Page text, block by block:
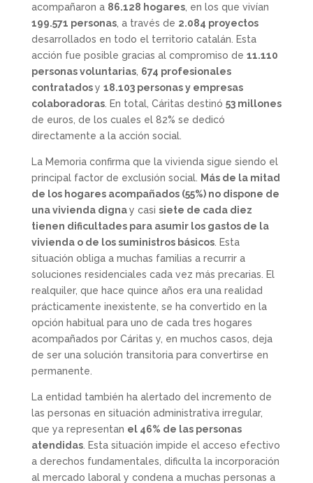
acompañaron a 86.128 hogares, en los que vivían
199.571 personas, a través de 2.084 proyectos
desarrollados en todo el territorio catalán. Esta
acción fue posible gracias al compromiso de 11.110
personas voluntarias, 674 profesionales
contratadosy 18.103 personas y empresas
colaboradoras. En total, Cáritas destinó 53 millones
de euros, de los cuales el 82% se dedicó
directamente a la acción social.
La Memoria confirma que la vivienda sigue siendo el
principal factor de exclusión social.
Más de la mitad
de los hogares acompañados (55%) no dispone de
una vivienda dignay casi siete de cada diez
tienen dificultades para asumir los gastos de la
vivienda o de los suministros básicos. Esta
situación obliga a muchas familias a recurrir a
soluciones residenciales cada vez más precarias. El
realquiler, que hace quince años era una realidad
prácticamente inexistente, se ha convertido en la
opción habitual para uno de cada tres hogares
acompañados por Cáritas y, en muchos casos, deja
de ser una solución transitoria para convertirse en
permanente.
La entidad también ha alertado del incremento de
las personas en situación administrativa irregular,
que ya representan el 46% de las personas
atendidas. Esta situación impide el acceso efectivo
a derechos fundamentales, dificulta la incorporación
al mercado laboral y condena a muchas personas a